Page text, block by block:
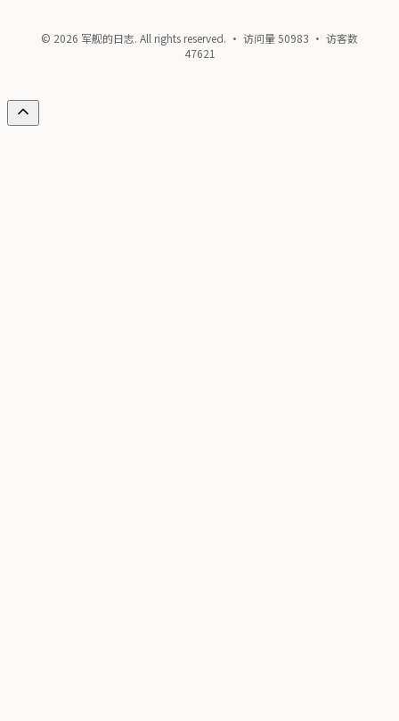
© 2026 军舰的日志. All rights reserved. · 访问量50983 · 访客数
47621